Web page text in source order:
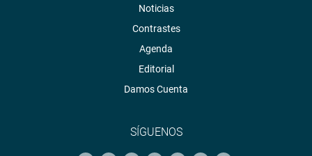
Noticias
Contrastes
Agenda
Editorial
Damos Cuenta
SÍGUENOS